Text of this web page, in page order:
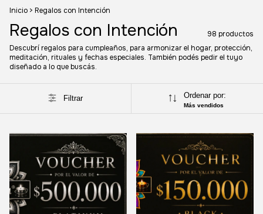
Inicio > Regalos con Intención
Regalos con Intención
98 productos
Descubrí regalos para cumpleaños, para armonizar el hogar, protección,
meditación, rituales y fechas especiales. También podés pedir el tuyo
diseñado a lo que buscás.
Filtrar Ordenar por:
Más vendidos